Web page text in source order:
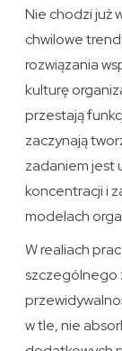
Nie chodzi już
chwilowe
rozwiązania
kulturę
przestają
zaczynają
zadaniem jest
koncentracji i
modelach
W realiach
szczególnego
w tle, nie